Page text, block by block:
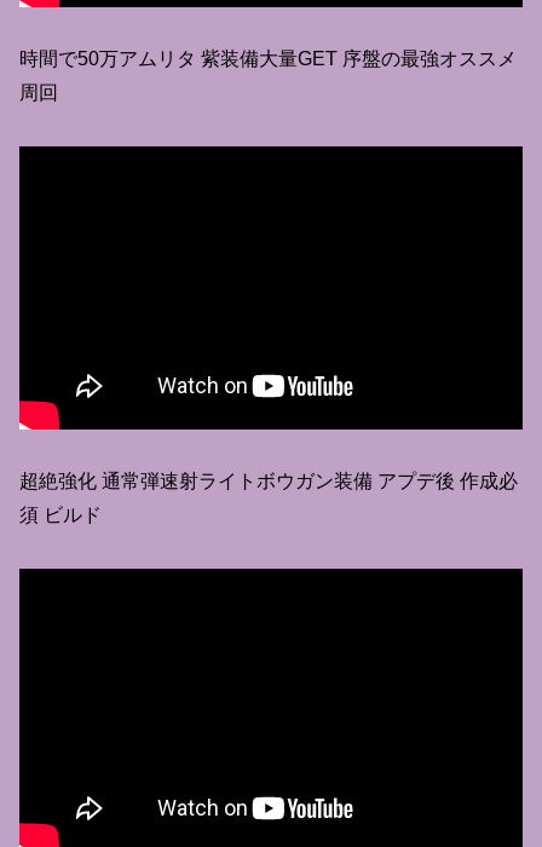
時間で50万アムリタ 紫装備大量GET 序盤の最強オススメ
周回
超絶強化 通常弾速射ライトボウガン装備 アプデ後 作成必
須 ビルド